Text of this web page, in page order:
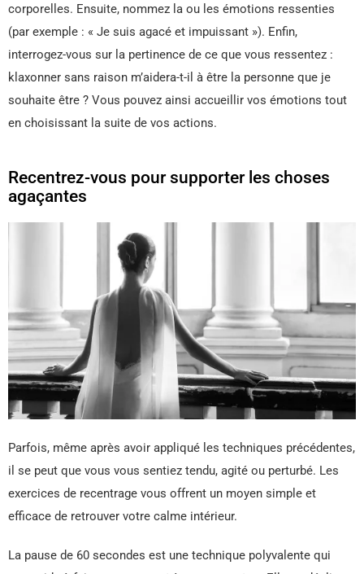
corporelles. Ensuite, nommez la ou les émotions ressenties
(par exemple : « Je suis agacé et impuissant »). Enfin,
interrogez-vous sur la pertinence de ce que vous ressentez :
klaxonner sans raison m’aidera-t-il à être la personne que je
souhaite être ? Vous pouvez ainsi accueillir vos émotions tout
en choisissant la suite de vos actions.
Recentrez-vous pour supporter les choses
agaçantes
Parfois, même après avoir appliqué les techniques précédentes,
il se peut que vous vous sentiez tendu, agité ou perturbé. Les
exercices de recentrage vous offrent un moyen simple et
efficace de retrouver votre calme intérieur.
La pause de 60 secondes est une technique polyvalente qui